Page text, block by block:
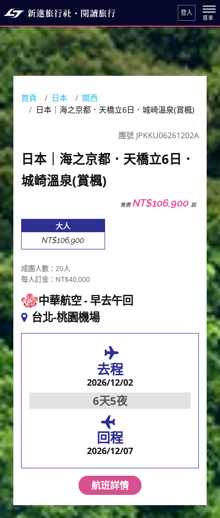
登入
首頁 日本
關西
日本｜海之京都．天橋立6日．城崎溫泉(賞楓)
團號 JPKKU06261202A
日本｜海之京都．天橋立6日．
城崎溫泉(賞楓)
售價NT$106,900起
大人
NT$106,900
成團人數：20人
每人訂金：NT$40,000
中華航空 早去午回
台北-桃園機場
去程
2026/12/02
6天5夜
回程
2026/12/07
航班詳情